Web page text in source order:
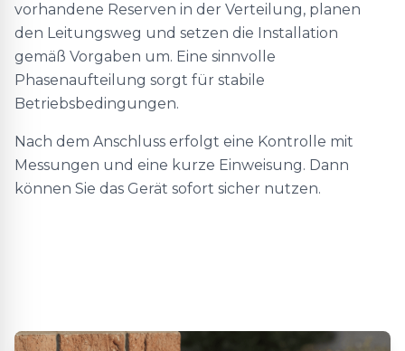
vorhandene Reserven in der Verteilung, planen
den Leitungsweg und setzen die Installation
gemäß Vorgaben um. Eine sinnvolle
Phasenaufteilung sorgt für stabile
Betriebsbedingungen.
Nach dem Anschluss erfolgt eine Kontrolle mit
Messungen und eine kurze Einweisung. Dann
können Sie das Gerät sofort sicher nutzen.